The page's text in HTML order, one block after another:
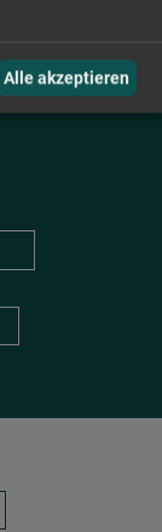
Alle akzeptieren